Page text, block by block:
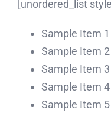
[unordered_list
Sample Item 1
Sample Item 2
Sample Item 3
Sample Item 4
Sample Item 5